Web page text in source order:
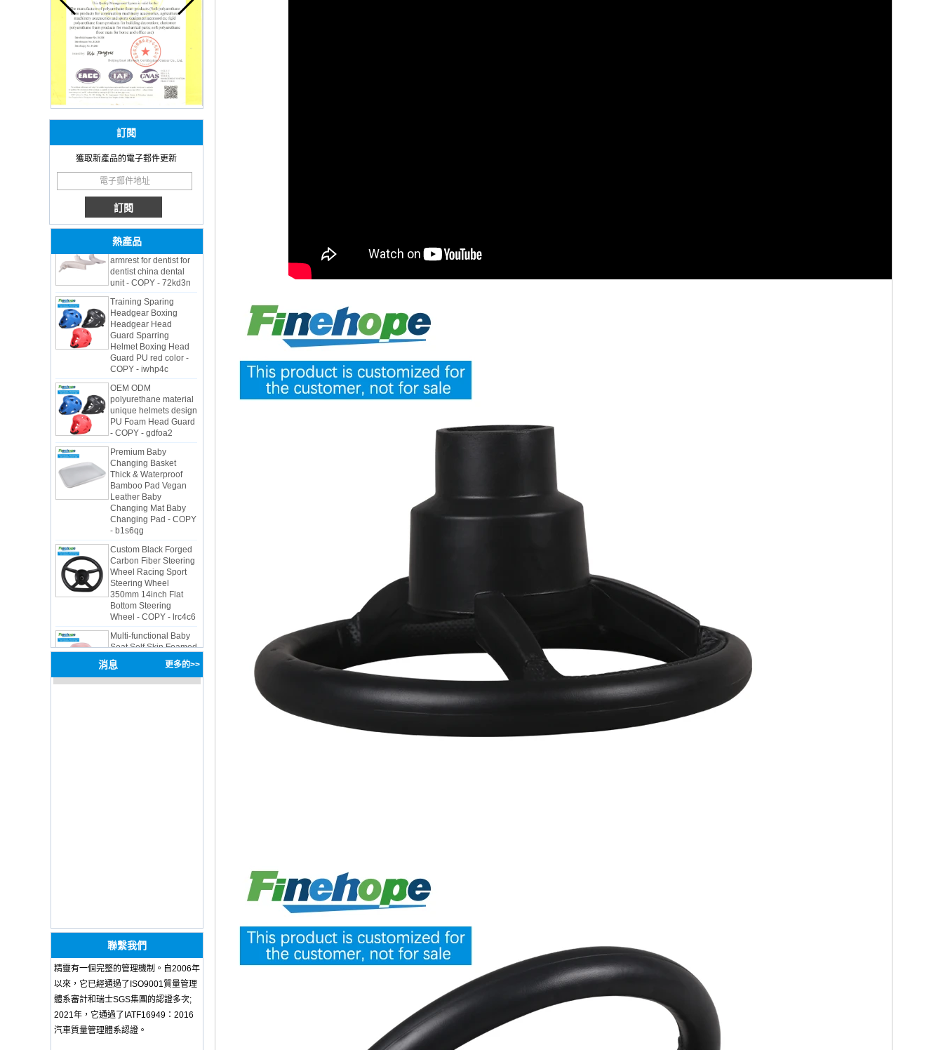
訂閱
獲取新產品的電子郵件更新
熱產品
OEM ODM
unique helmets 2025
design PU Foam Head
Guard - COPY - sbtssd
High quality factory
price Luxury two
armrest for dentist for
dentist china dental
unit - COPY - 72kd3n
Training Sparing
Headgear Boxing
Headgear Head
Guard Sparring
Helmet Boxing Head
Guard PU red color -
COPY - iwhp4c
OEM ODM
polyurethane material
unique helmets design
PU Foam Head Guard
- COPY - gdfoa2
Premium Baby
Changing Basket
Thick & Waterproof
Bamboo Pad Vegan
Leather Baby
Changing Mat Baby
Changing Pad - COPY
- b1s6qg
Custom Black Forged
Carbon Fiber Steering
Wheel Racing Sport
Steering Wheel
350mm 14inch Flat
Bottom Steering
Wheel - COPY - lrc4c6
Multi-functional Baby
Seat Self Skin Foamed
Portable The Baby
Floor Seat - COPY -
teg2uo
Hot sale Custom Baby
Headgear Head
Guard Sparring
Helmet Boxing Head
Guard PU red color -
COPY - iwhp4c
polyurethane material
unique helmets design
PU Foam Head Guard
- COPY - gdfoa2
消息 更多的>>
聯繫我們
精靈有一個完整的管理機制。自2006年
以來，它已經通過了ISO9001質量管理
體系審計和瑞士SGS集團的認證多次;
2021年，它通過了IATF16949：2016
汽車質量管理體系認證。